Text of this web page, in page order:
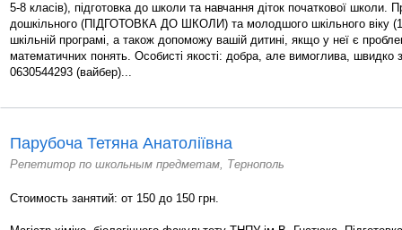
5-8 класів), підготовка до школи та навчання діток початкової школи.
дошкільного (ПІДГОТОВКА ДО ШКОЛИ) та молодшого шкільного віку
шкільній програмі, а також допоможу вашій дитині, якщо у неї є
математичних понять. Особисті якості: добра, але вимоглива,
0630544293 (вайбер)...
Парубоча Тетяна Анатоліївна
Репетитор по школьным предметам, Тернополь
Стоимость занятий: от 150 до 150 грн.